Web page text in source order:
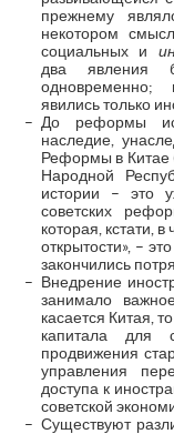
прежнему
некотором
социальных и
два явления
одновременно;
явились только
До реформы
наследие,
Реформы в Китае
Народной
истории – это
советских
которая, кстати,
открытости», –
закончились
Внедрение
занимало
касается Китая,
капитала для
продвижения
управления
доступа к
советской
Существуют